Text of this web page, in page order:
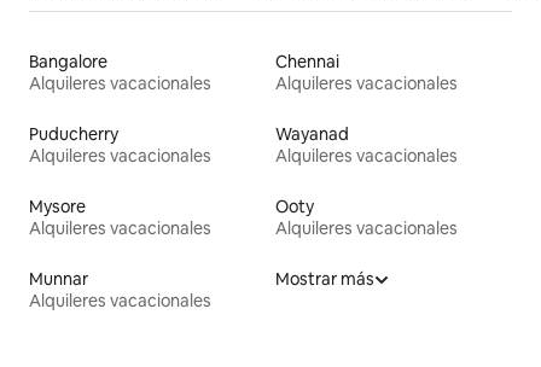
Bangalore
Alquileres vacacionales
Chennai
Alquileres vacacionales
Puducherry
Alquileres vacacionales
Wayanad
Alquileres vacacionales
Mysore
Alquileres vacacionales
Ooty
Alquileres vacacionales
Munnar
Alquileres vacacionales
Mostrar más